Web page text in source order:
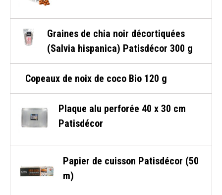
Graines de chia noir décortiquées
(Salvia hispanica) Patisdécor 300 g
Copeaux de noix de coco Bio 120 g
Plaque alu perforée 40 x 30 cm
Patisdécor
Papier de cuisson Patisdécor (50
m)